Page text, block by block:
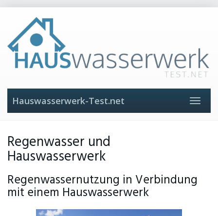
content
Toggle
Hauswasserwerk-Test.net
Regenwasser und
Hauswasserwerk
Regenwassernutzung in Verbindung
mit einem Hauswasserwerk